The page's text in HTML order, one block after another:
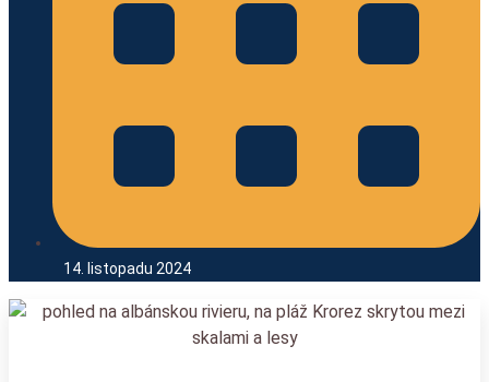
14. listopadu 2024